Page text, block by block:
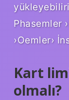
Phasemler
›Oemler›
Kart
olmalı?